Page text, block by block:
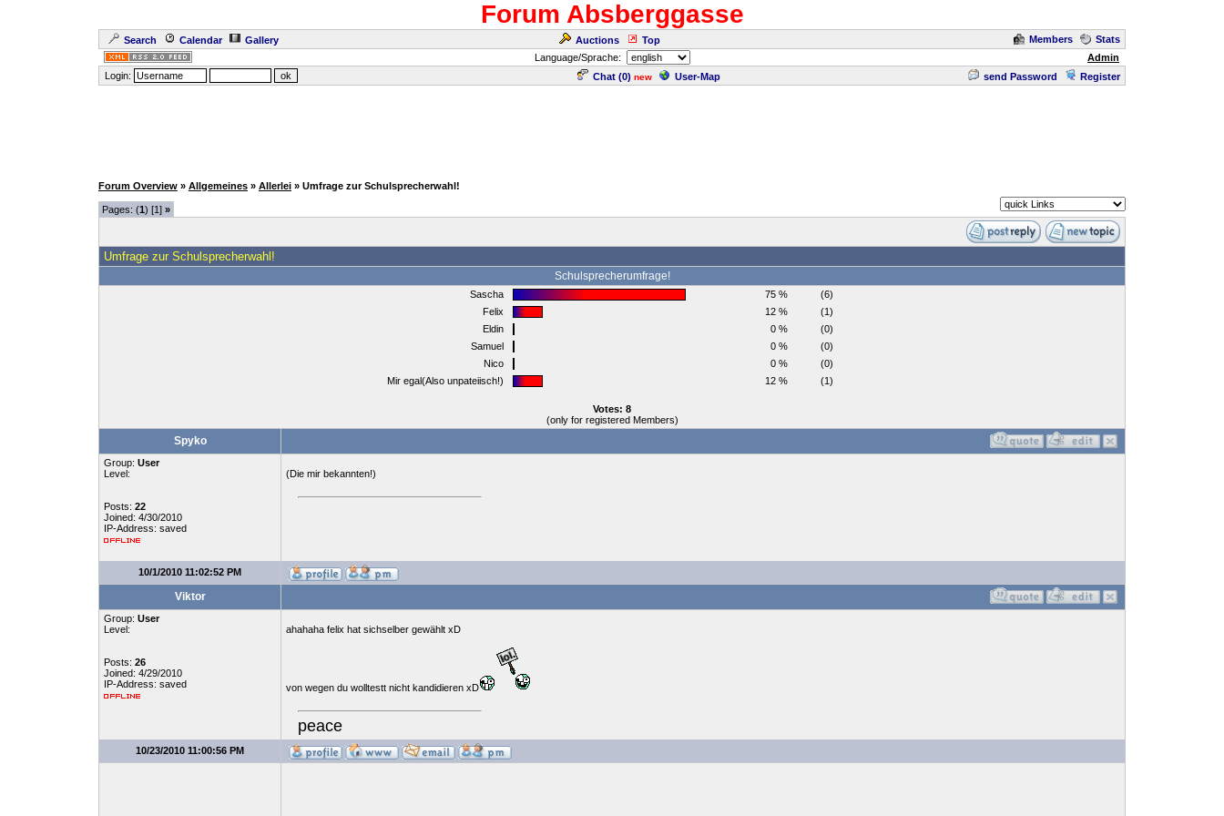
Forum Absberggasse
Search Calendar Gallery Auctions Top Members
Stats
Language/Sprache:
Admin
Login:
Chat (0) new User-Map send Password Register
Forum Overview » Allgemeines » Allerlei » Umfrage zur Schulsprecherwahl!
Pages: (1) [1] »
Umfrage zur Schulsprecherwahl!
Schulsprecherumfrage!
Sascha 75 %
(6)
Felix
12 %
(1)
Eldin
0 %
(0)
Samuel
0 %
(0)
Nico
0 %
(0)
Mir egal(Also unpateiisch!)
12 % (1)
Votes: 8
(only for registered Members)
Spyko
Group: User
Level:
Posts: 22
Joined: 4/30/2010
IP-Address: saved
(Die mir bekannten!)
10/1/2010 11:02:52 PM
Viktor
Group: User
Level:
Posts: 26
Joined: 4/29/2010
IP-Address: saved
ahahaha felix hat sichselber gewählt xD
von wegen du wolltestt nicht kandidieren xD
peace
10/23/2010 11:00:56 PM